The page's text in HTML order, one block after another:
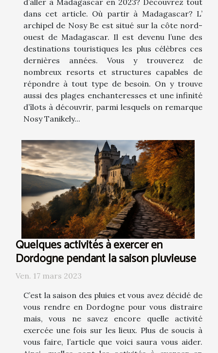
dans cet article. Où partir à Madagascar? L’
archipel de Nosy Be est situé sur la côte nord-
ouest de Madagascar. Il est devenu l’une des
destinations touristiques les plus célèbres ces
dernières années. Vous y trouverez de
nombreux resorts et structures capables de
répondre à tout type de besoin. On y trouve
aussi des plages enchanteresses et une infinité
d’îlots à découvrir, parmi lesquels on remarque
Nosy Tanikely...
Quelques activités à exercer en
Dordogne pendant la saison pluvieuse
Ven. 17 mars 2023
C’est la saison des pluies et vous avez décidé de
vous rendre en Dordogne pour vous distraire
mais, vous ne savez encore quelle activité
exercée une fois sur les lieux. Plus de soucis à
vous faire, l’article que voici saura vous aider.